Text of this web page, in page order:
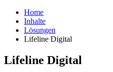
Home
Inhalte
Lösungen
Lifeline Digital
Lifeline Digital